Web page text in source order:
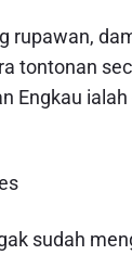
tontonan
Engkau
sudah